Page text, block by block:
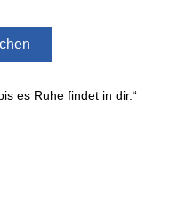
es Ruhe findet in dir.“